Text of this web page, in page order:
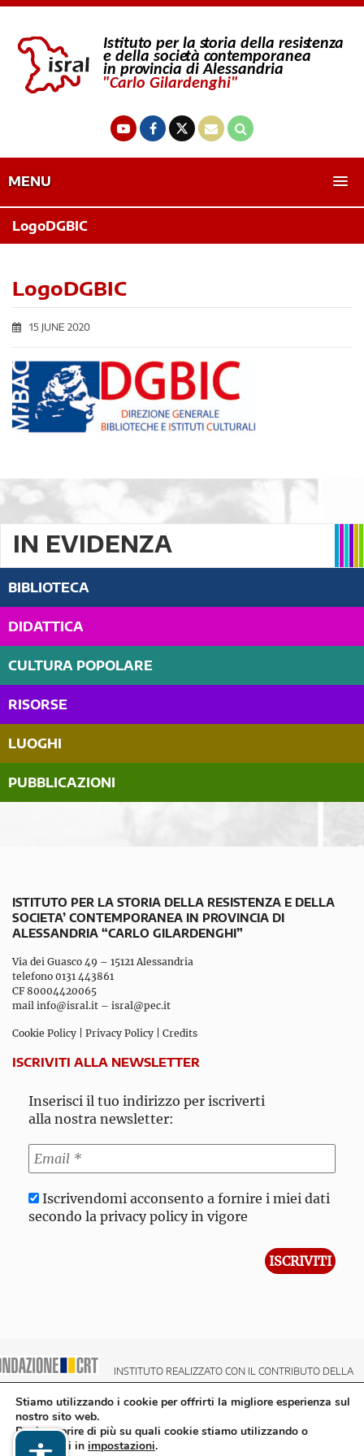
MENU
LogoDGBIC
LogoDGBIC
15 JUNE 2020
IN EVIDENZA
BIBLIOTECA
DIDATTICA
CULTURA POPOLARE
RISORSE
LUOGHI
PUBBLICAZIONI
ISTITUTO PER LA STORIA DELLA RESISTENZA E DELLA
SOCIETA’ CONTEMPORANEA IN PROVINCIA DI
ALESSANDRIA “CARLO GILARDENGHI”
Via dei Guasco 49 – 15121 Alessandria
telefono 0131 443861
CF 80004420065
mail info@isral.it – isral@pec.it
Cookie Policy Privacy Policy Credits
ISCRIVITI ALLA NEWSLETTER
Inserisci il tuo indirizzo per iscriverti
alla nostra newsletter:
Iscrivendomi acconsento a fornire i miei dati
secondo la privacy policy in vigore
INSTITUTO REALIZZATO CON IL CONTRIBUTO DELLA
Stiamo utilizzando i cookie per offrirti la migliore esperienza sul
nostro sito web.
Puoi scoprire di più su quali cookie stiamo utilizzando o
disattivarli in impostazioni.